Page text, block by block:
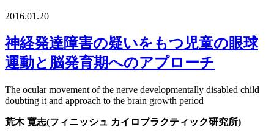
2016.01.20
神経発達障害の疑いをもつ児童の眼球
運動と脳発育期へのアプローチ
The ocular movement of the nerve developmentally disabled child
doubting it and approach to the brain growth period
荒木 寛志(フィニッシュ カイロプラクティック研究所)